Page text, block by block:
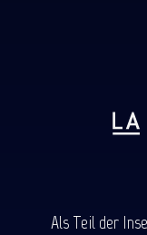
Als Teil der